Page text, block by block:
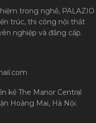
trong nghề, PALAZIO
trúc, thi công nội thất
nghiệp và đẳng cấp.
kề The Manor Central
Hoàng Mai, Hà Nội.